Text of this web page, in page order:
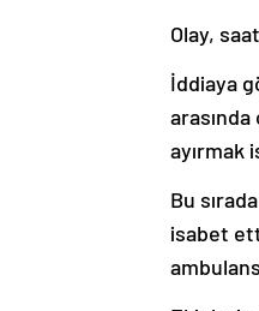
Olay,
İddiaya
ayırmak
Bu
isabet